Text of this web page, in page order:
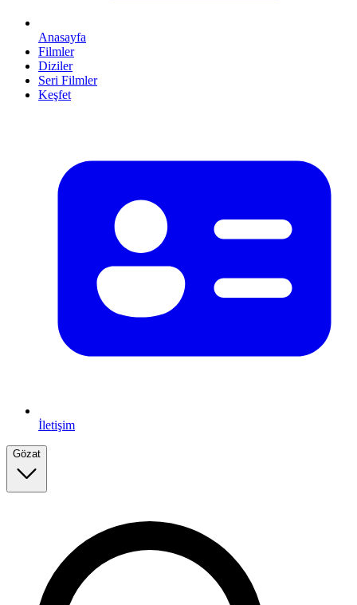
Anasayfa
Filmler
Diziler
Seri Filmler
Keşfet
İletişim
Gözat